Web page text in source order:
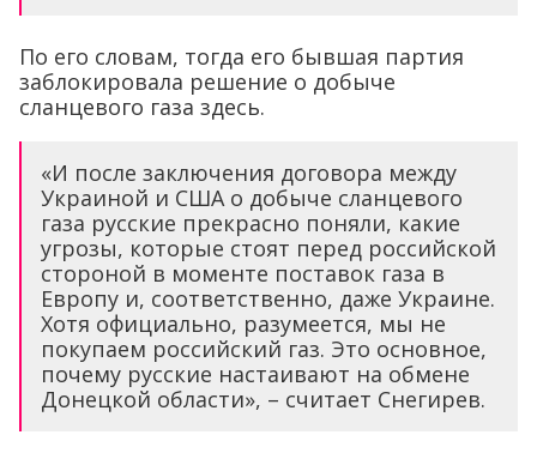
По его словам, тогда его бывшая партия
заблокировала решение о добыче
сланцевого газа здесь.
«И после заключения договора между
Украиной и США о добыче сланцевого
газа русские прекрасно поняли, какие
угрозы, которые стоят перед российской
стороной в моменте поставок газа в
Европу и, соответственно, даже Украине.
Хотя официально, разумеется, мы не
покупаем российский газ. Это основное,
почему русские настаивают на обмене
Донецкой области», – считает Снегирев.